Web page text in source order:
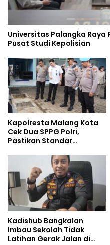
Universitas Palangka Raya
Pusat Studi Kepolisian
Kapolresta Malang Kota
Cek Dua SPPG Polri,
Pastikan Standar
Pengelolaan Limbah
Berjalan Optimal
Kadishub Bangkalan
Imbau Sekolah Tidak
Latihan Gerak Jalan di